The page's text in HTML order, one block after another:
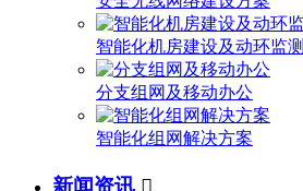
智能化机房建设及动环监测
分支组网及移动办公
智能化组网解决方案
新闻资讯 